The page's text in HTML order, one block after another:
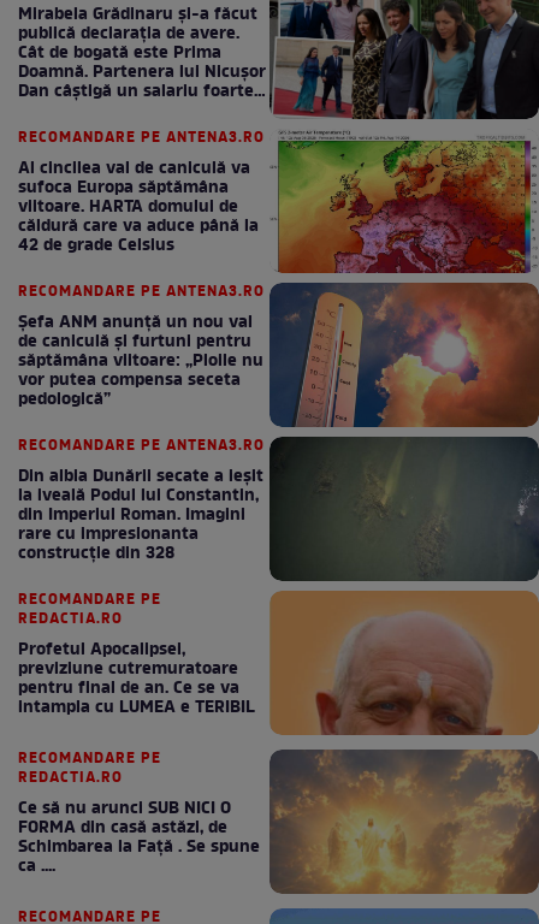
Mirabela Grădinaru și-a făcut
publică declarația de avere.
Cât de bogată este Prima
Doamnă. Partenera lui Nicușor
Dan câștigă un salariu foarte
RECOMANDARE PE ANTENA3.RO
Al cincilea val de caniculă va
sufoca Europa săptămâna
viitoare. HARTA domului de
căldură care va aduce până la
42 de grade Celsius
RECOMANDARE PE ANTENA3.RO
Șefa ANM anunță un nou val
de caniculă și furtuni pentru
săptămâna viitoare: „Ploile nu
vor putea compensa seceta
pedologică”
RECOMANDARE PE ANTENA3.RO
Din albia Dunării secate a ieșit
la iveală Podul lui Constantin,
din Imperiul Roman. Imagini
rare cu impresionanta
construcție din 328
RECOMANDARE PE
REDACTIA.RO
Profetul Apocalipsei,
previziune cutremuratoare
pentru final de an. Ce se va
intampla cu LUMEA e TERIBIL
RECOMANDARE PE
REDACTIA.RO
Ce să nu arunci SUB NICI O
FORMA din casă astăzi, de
Schimbarea la Față . Se spune
ca ....
RECOMANDARE PE